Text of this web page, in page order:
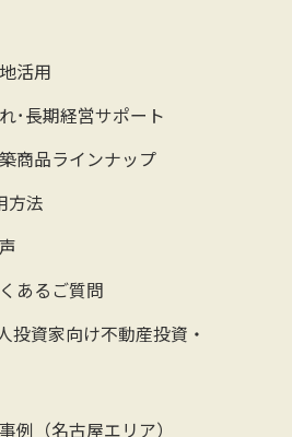
活用
･長期経営サポート
商品ラインナップ
方法
あるご質問
投資家向け不動産投資・
例（名古屋エリア）